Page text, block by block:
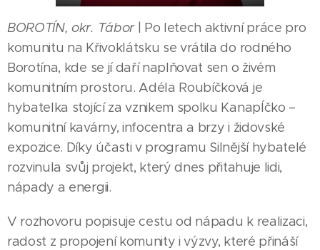
BOROTÍN, okr. Tábor| Po letech aktivní práce pro
komunitu na Křivoklátsku se vrátila do rodného
Borotína, kde se jí daří naplňovat sen o živém
komunitním prostoru. Adéla Roubíčková je
hybatelka stojící za vznikem spolku KanapÍčko –
komunitní kavárny, infocentra a brzy i židovské
expozice. Díky účasti v programu Silnější hybatelé
rozvinula svůj projekt, který dnes přitahuje lidi,
nápady a energii.
V rozhovoru popisuje cestu od nápadu k realizaci,
radost z propojení komunity i výzvy, které přináší